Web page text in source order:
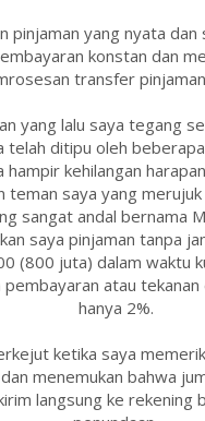
pinjaman yang nyata dan
konstan dan
transfer
yang lalu saya tegang
telah ditipu oleh
hampir kehilangan
teman saya yang
sangat andal bernama
saya pinjaman tanpa
(800 juta) dalam waktu
atau
hanya 2%.
ketika saya
menemukan bahwa
langsung ke rekening